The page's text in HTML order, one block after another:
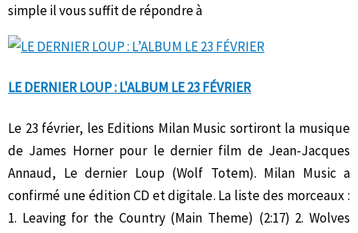
simple il vous suffit de répondre à
LE DERNIER LOUP : L'ALBUM LE 23 FÉVRIER
Le 23 février, les Editions Milan Music sortiront la musique
de James Horner pour le dernier film de Jean-Jacques
Annaud, Le dernier Loup (Wolf Totem). Milan Music a
confirmé une édition CD et digitale. La liste des morceaux :
1. Leaving for the Country (Main Theme) (2:17) 2. Wolves